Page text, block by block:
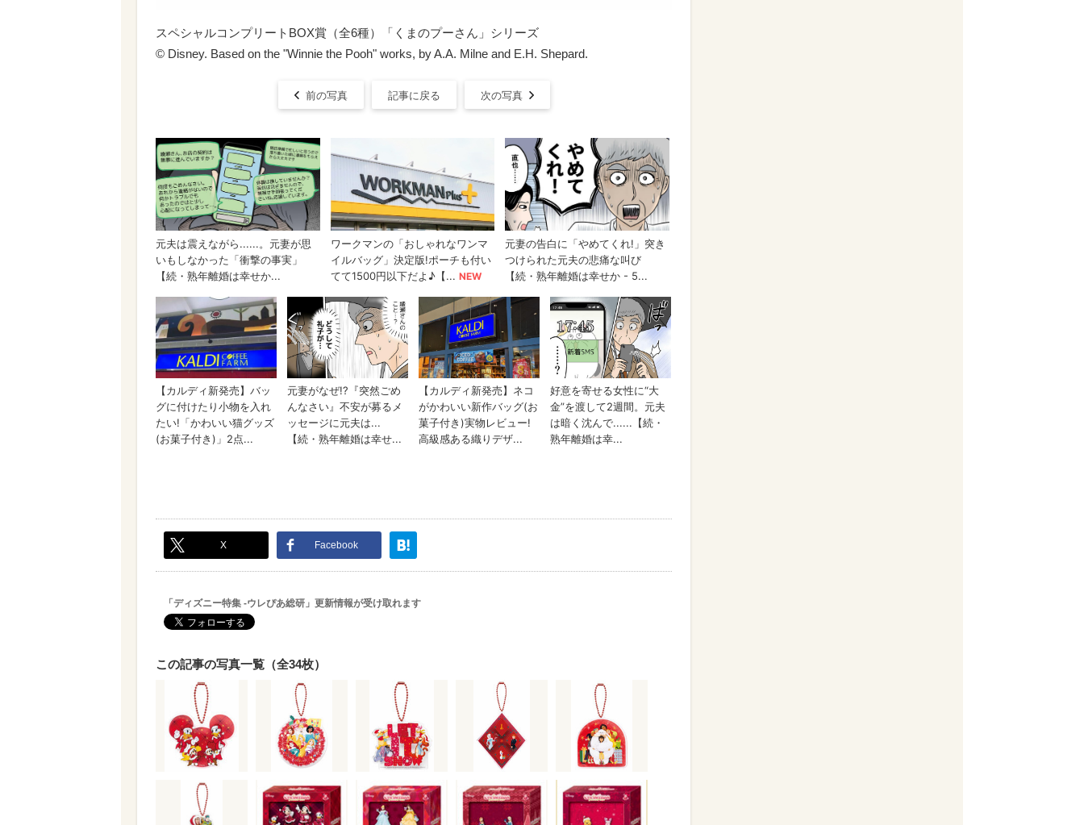
スペシャルコンプリートBOX賞（全6種）「くまのプーさん」シリーズ
© Disney. Based on the "Winnie the Pooh" works, by A.A. Milne and E.H. Shepard.
前の写真 記事に戻る 次の写真
X Facebook
「ディズニー特集 -ウレぴあ総研」更新情報が受け取れます
この記事の写真一覧（全34枚）